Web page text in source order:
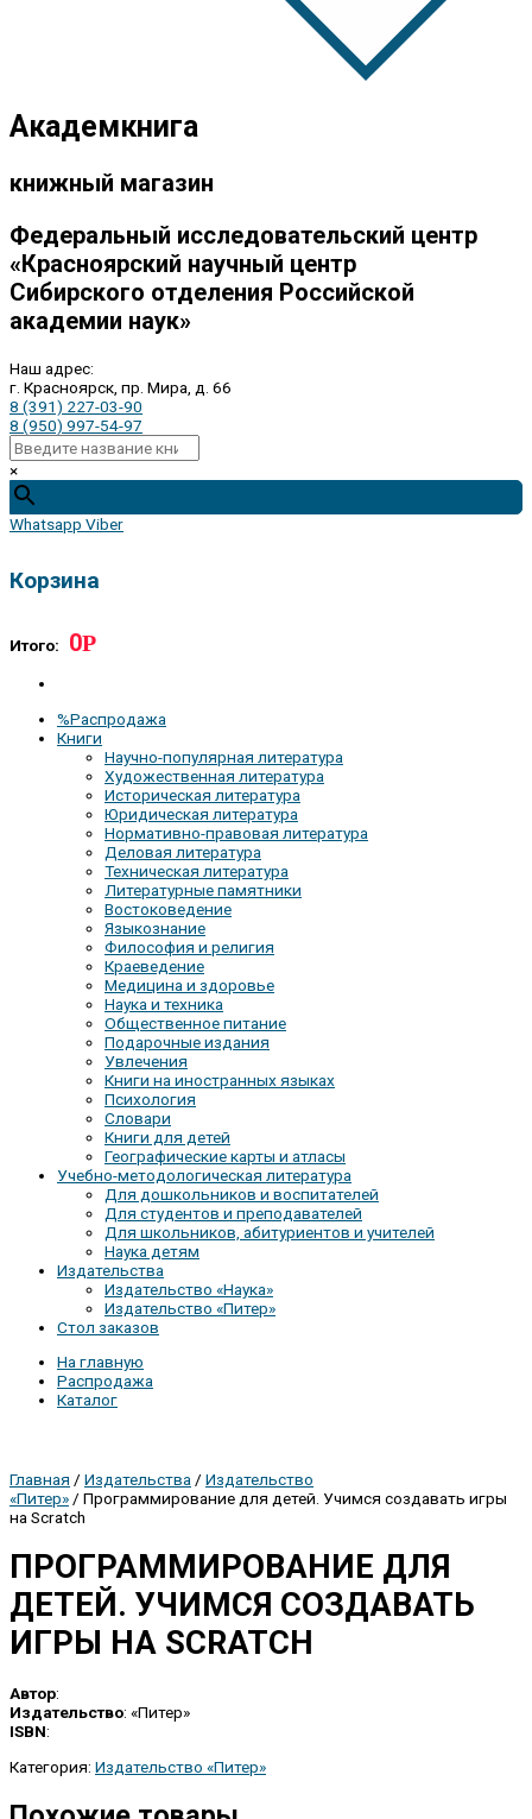
Академкнига
книжный магазин
Федеральный исследовательский центр
«Красноярский научный центр
Сибирского отделения Российской
академии наук»
Наш адрес:
г. Красноярск, пр. Мира, д. 66
8 (391) 227-03-90
8 (950) 997-54-97
×
Whatsapp Viber
Корзина
Итого: 0Р
%Распродажа
Книги
Научно-популярная литература
Художественная литература
Историческая литература
Юридическая литература
Нормативно-правовая литература
Деловая литература
Техническая литература
Литературные памятники
Востоковедение
Языкознание
Философия и религия
Краеведение
Медицина и здоровье
Наука и техника
Общественное питание
Подарочные издания
Увлечения
Книги на иностранных языках
Психология
Словари
Книги для детей
Географические карты и атласы
Учебно-методологическая литература
Для дошкольников и воспитателей
Для студентов и преподавателей
Для школьников, абитуриентов и учителей
Наука детям
Издательства
Издательство «Наука»
Издательство «Питер»
Стол заказов
На главную
Распродажа
Каталог
Главная / Издательства / Издательство
«Питер» / Программирование для детей. Учимся создавать игры
на Scratch
ПРОГРАММИРОВАНИЕ ДЛЯ
ДЕТЕЙ. УЧИМСЯ СОЗДАВАТЬ
ИГРЫ НА SCRATCH
Автор:
Издательство: «Питер»
ISBN:
Категория: Издательство «Питер»